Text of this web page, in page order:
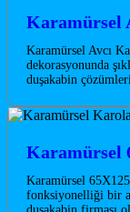
Karamürsel
Karamürsel Avcı
dekorasyonunda
duşakabin
Karamürsel
Karamürsel
fonksiyonelliği bir